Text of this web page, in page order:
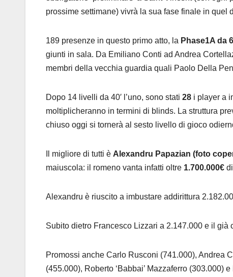
prossime settimane) vivrà la sua fase finale in quel
189 presenze in questo primo atto, la Phase1A da
giunti in sala. Da Emiliano Conti ad Andrea
membri della vecchia guardia quali Paolo Della
Dopo 14 livelli da 40′ l’uno, sono stati 28 i player a
moltiplicheranno in termini di blinds. La struttura
chiuso oggi si tornerà al sesto livello di gioco
Il migliore di tutti è Alexandru Papazian (foto
maiuscola: il romeno vanta infatti oltre 1.700.000€
Alexandru è riuscito a imbustare addirittura
Subito dietro Francesco Lizzari a 2.147.000 e il
Promossi anche Carlo Rusconi (741.000), Andrea
(455.000), Roberto ‘Babbai’ Mazzaferro (303.000)